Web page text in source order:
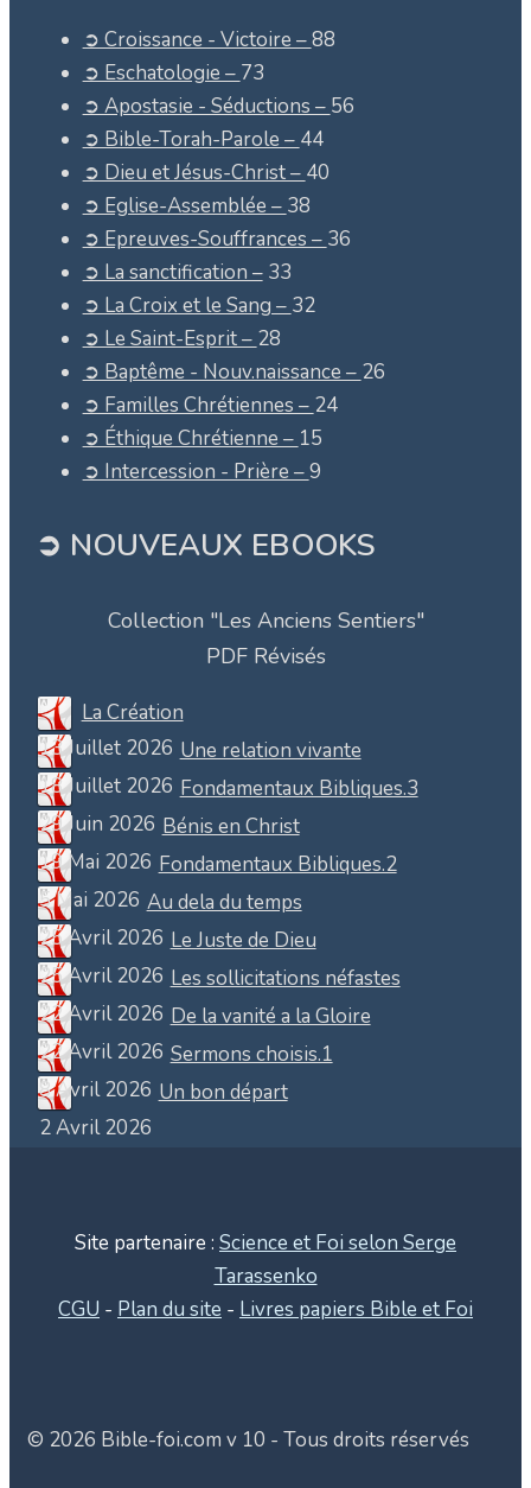
➲ Croissance - Victoire –88
➲ Eschatologie – 73
➲ Apostasie - Séductions – 56
➲ Bible-Torah-Parole – 44
➲ Dieu et Jésus-Christ – 40
➲ Eglise-Assemblée – 38
➲ Epreuves-Souffrances – 36
➲ La sanctification – 33
➲ La Croix et le Sang – 32
➲ Le Saint-Esprit – 28
➲ Baptême - Nouv.naissance – 26
➲ Familles Chrétiennes – 24
➲ Éthique Chrétienne – 15
➲ Intercession - Prière –9
➲ NOUVEAUX EBOOKS
Collection "Les Anciens Sentiers"
PDF Révisés
La Création
13 Juillet 2026 Une relation vivante
18 Juillet 2026 Fondamentaux Bibliques.3
29 Juin 2026 Bénis en Christ
19 Mai 2026 Fondamentaux Bibliques.2
5 Mai 2026 Au dela du temps
25 Avril 2026 Le Juste de Dieu
25 Avril 2026 Les sollicitations néfastes
22 Avril 2026 De la vanité a la Gloire
22 Avril 2026 Sermons choisis.1
8 Avril 2026 Un bon départ
2 Avril 2026
Site partenaire : Science et Foi selon Serge
Tarassenko
CGU - Plan du site - Livres papiers Bible et Foi
© 2026 Bible-foi.com v 10 - Tous droits réservés